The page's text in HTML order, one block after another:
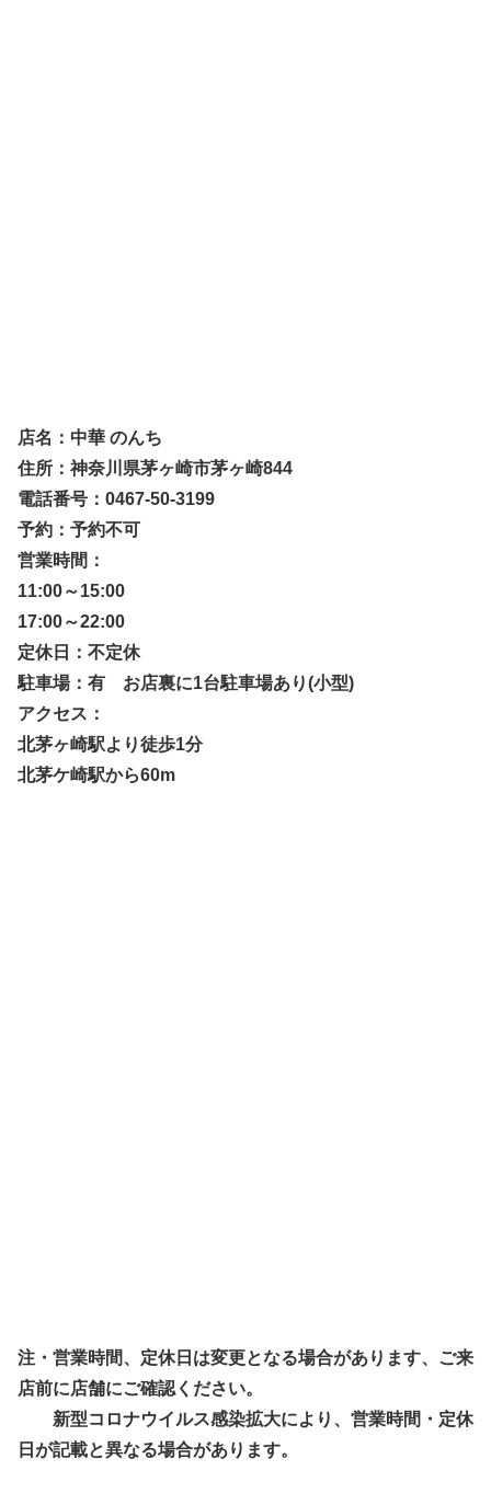
店名：中華 のんち
住所：神奈川県茅ヶ崎市茅ヶ崎844
電話番号：0467-50-3199
予約：予約不可
営業時間：
11:00～15:00
17:00～22:00
定休日：不定休
駐車場：有 お店裏に1台駐車場あり(小型)
アクセス：
北茅ヶ崎駅より徒歩1分
北茅ケ崎駅から60m
注・営業時間、定休日は変更となる場合があります、ご来
店前に店舗にご確認ください。
新型コロナウイルス感染拡大により、営業時間・定休
日が記載と異なる場合があります。